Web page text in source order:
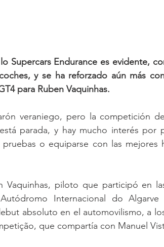
Supercars Endurance es evidente,
y se ha reforzado aún más
para Ruben Vaquinhas.
veraniego, pero la competición
parada, y hay mucho interés
o equiparse con las mejores
Vaquinhas, piloto que participó en
Internacional do
absoluto en el automovilismo, a
que compartía con Manuel